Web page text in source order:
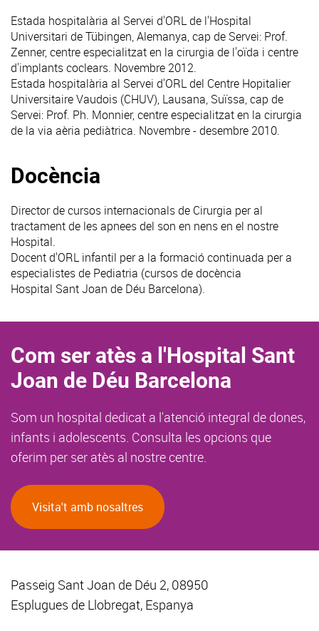
Estada hospitalària al Servei d'ORL de l'Hospital
Universitari de Tübingen, Alemanya, cap de Servei: Prof.
Zenner, centre especialitzat en la cirurgia de l'oïda i centre
d'implants coclears. Novembre 2012.
Estada hospitalària al Servei d'ORL del Centre Hopitalier
Universitaire Vaudois (CHUV), Lausana, Suïssa, cap de
Servei: Prof. Ph. Monnier, centre especialitzat en la cirurgia
de la via aèria pediàtrica. Novembre - desembre 2010.
Docència
Director de cursos internacionals de Cirurgia per al
tractament de les apnees del son en nens en el nostre
Hospital.
Docent d'ORL infantil per a la formació continuada per a
especialistes de Pediatria (cursos de docència
Hospital Sant Joan de Déu Barcelona).
Com ser atès a l'Hospital Sant
Joan de Déu Barcelona
Som un hospital dedicat a l'atenció integral de dones,
infants i adolescents. Consulta les opcions que
oferim per ser atès al nostre centre.
Visita't amb nosaltres
Passeig Sant Joan de Déu 2, 08950
Esplugues de Llobregat, Espanya